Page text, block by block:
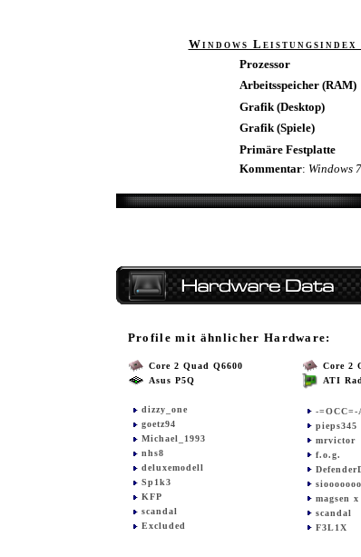
Windows Leistungsindex
Prozessor
Arbeitsspeicher (RAM)
Grafik (Desktop)
Grafik (Spiele)
Primäre Festplatte
Kommentar: Windows
Profile mit ähnlicher Hardware:
Core 2 Quad Q6600
Asus P5Q
dizzy_one
goetz94
Michael_1993
nhs8
deluxemodell
Sp1k3
KFP
scandal
Excluded
Core 2
ATI
-=OCC=-
pieps345
mrvictor
f.o.g.
magsen x
scandal
F3L1X